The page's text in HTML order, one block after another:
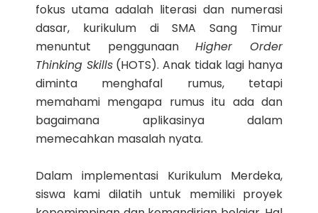
fokus utama adalah literasi dan numerasi
dasar, kurikulum di SMA Sang Timur
menuntut penggunaanHigher Order
Thinking Skills(HOTS). Anak tidak lagi hanya
diminta menghafal rumus, tetapi
memahami mengapa rumus itu ada dan
bagaimana aplikasinya dalam
memecahkan masalah nyata.
Dalam implementasi Kurikulum Merdeka,
siswa kami dilatih untuk memiliki proyek